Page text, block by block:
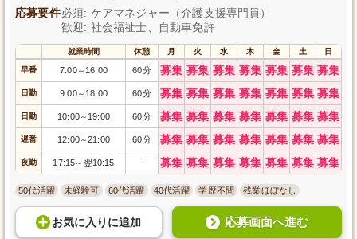
応募要件必須: ケアマネジャー（介護支援専門員）
歓迎: 社会福祉士、自動車免許
就業時間 休憩 月 火 水 木 金 土 日
早番 7:00～ 16:00 60分 募集 募集 募集 募集 募集 募集 募集
日勤 9:00～ 18:00 60分 募集 募集 募集 募集 募集 募集 募集
日勤 10:00～ 19:00 60分 募集 募集 募集 募集 募集 募集 募集
遅番 12:00～21:00 60分 募集 募集 募集 募集 募集 募集 募集
夜勤 17:15～ 翌10:15 - 募集 募集 募集 募集 募集 募集 募集
50代活躍 未経験可 60代活躍 40代活躍 学歴不問 残業ほぼなし
お気に入り に追加 応募画面へ進む